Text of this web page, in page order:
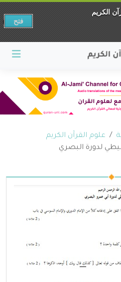
علوم القرآن الكريم
لدورة البصري
الكريم
فتح